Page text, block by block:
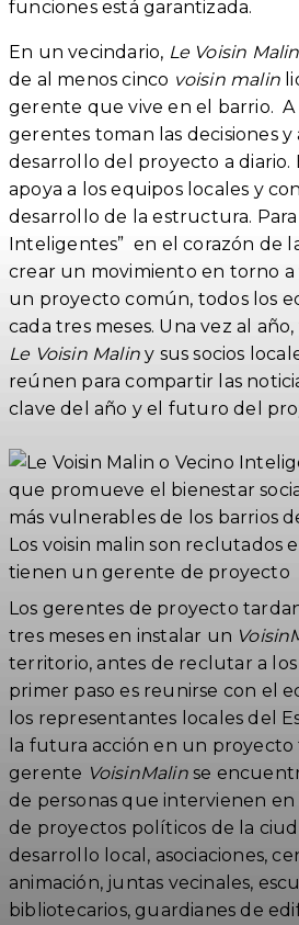
funciones está garantizada.
En un vecindario, Le Voisin Malin
de al menos cinco voisin malin
gerente que vive en el barrio. A
gerentes toman las decisiones y
desarrollo del proyecto a diario.
apoya a los equipos locales y
desarrollo de la estructura. Para
Inteligentes” en el corazón de
crear un movimiento en torno a
un proyecto común, todos los
cada tres meses. Una vez al
Le Voisin Malin y sus socios
reúnen para compartir las
clave del año y el futuro del
Los voisin malin son reclutados
tienen un gerente de proyecto
Los gerentes de proyecto
tres meses en instalar un
territorio, antes de reclutar a los
primer paso es reunirse con el
los representantes locales del
la futura acción en un proyecto
gerente VoisinMalinse
de personas que intervienen
de proyectos políticos de la
desarrollo local, asociaciones,
animación, juntas vecinales,
bibliotecarios, guardianes de